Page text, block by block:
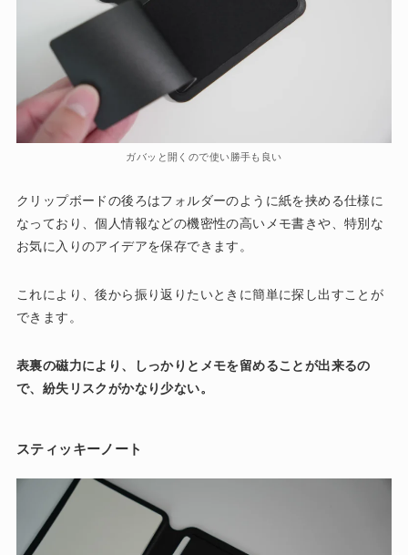
ガバッと開くので使い勝手も良い
クリップボードの後ろはフォルダーのように紙を挟める仕様に
なっており、個人情報などの機密性の高いメモ書きや、特別な
お気に入りのアイデアを保存できます。
これにより、後から振り返りたいときに簡単に探し出すことが
できます。
表裏の磁力により、しっかりとメモを留めることが出来るの
で、紛失リスクがかなり少ない。
スティッキーノート